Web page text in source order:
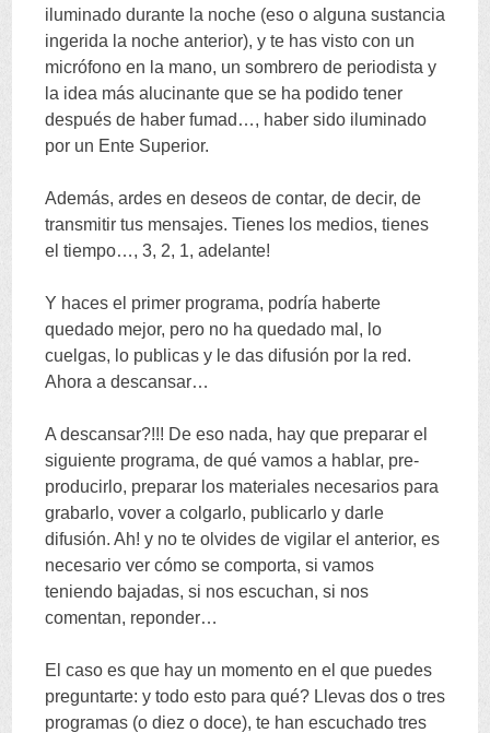
iluminado durante la noche (eso o alguna sustancia
ingerida la noche anterior), y te has visto con un
micrófono en la mano, un sombrero de periodista y
la idea más alucinante que se ha podido tener
después de haber fumad…, haber sido iluminado
por un Ente Superior.
Además, ardes en deseos de contar, de decir, de
transmitir tus mensajes. Tienes los medios, tienes
el tiempo…, 3, 2, 1, adelante!
Y haces el primer programa, podría haberte
quedado mejor, pero no ha quedado mal, lo
cuelgas, lo publicas y le das difusión por la red.
Ahora a descansar…
A descansar?!!! De eso nada, hay que preparar el
siguiente programa, de qué vamos a hablar, pre-
producirlo, preparar los materiales necesarios para
grabarlo, vover a colgarlo, publicarlo y darle
difusión. Ah! y no te olvides de vigilar el anterior, es
necesario ver cómo se comporta, si vamos
teniendo bajadas, si nos escuchan, si nos
comentan, reponder…
El caso es que hay un momento en el que puedes
preguntarte: y todo esto para qué? Llevas dos o tres
programas (o diez o doce), te han escuchado tres